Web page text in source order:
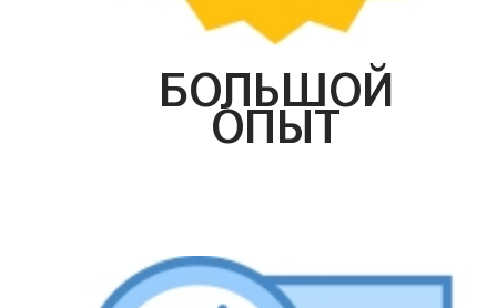
БОЛЬШОЙ
ОПЫТ